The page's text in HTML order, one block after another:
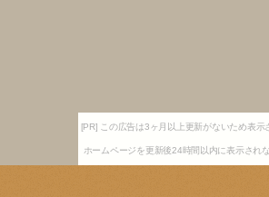
[PR] この広告は3ヶ月以上更新がないため表示
ホームページを更新後24時間以内に表示され